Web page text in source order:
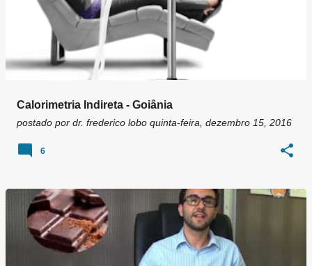
Calorimetria Indireta - Goiânia
postado por dr. frederico lobo quinta-feira, dezembro 15, 2016
6